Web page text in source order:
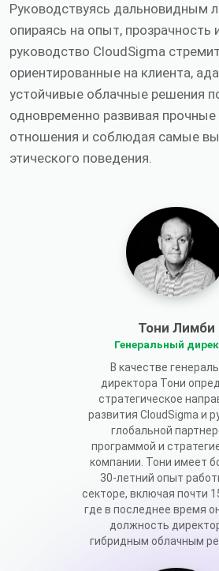
Руководствуясь дальновидным
опираясь на опыт, прозрачность
руководство CloudSigma
ориентированные на клиента,
устойчивые облачные решения
одновременно развивая прочные
отношения и соблюдая самые
этического поведения.
Тони Лимби
Генеральный
В качестве
директора Тони
стратегическое
развития CloudSigma и
глобальной
программой и
компании. Тони имеет
30-летний опыт
секторе, включая почти
где в последнее время
должность
гибридным облачным